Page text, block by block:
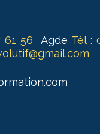
61 56 Agde Tél :